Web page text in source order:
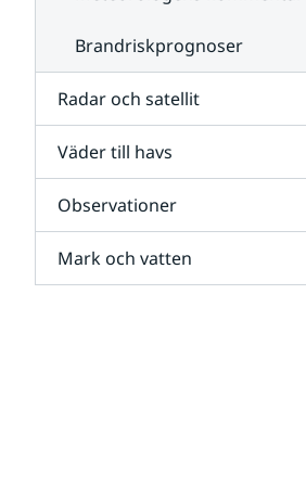
Brandriskprognoser
Radar och satellit
Väder till havs
Observationer
Mark och vatten